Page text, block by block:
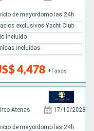
4,478 +Tasas
de mayordomo las 24h
exclusivos Yacht Club
incluido
incluidas
Atenas 17/10/2028
de mayordomo las 24h